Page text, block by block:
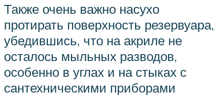
Также очень важно насухо
протирать поверхность резервуара,
убедившись, что на акриле не
осталось мыльных разводов,
особенно в углах и на стыках с
сантехническими приборами